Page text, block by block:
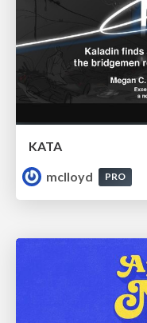
KATA
mclloyd
PRO